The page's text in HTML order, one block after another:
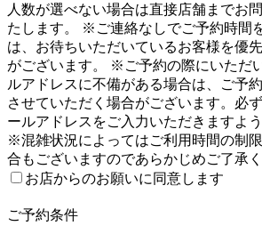
人数が選べない場合は直接店舗までお
たします。 ※ご連絡なしでご予約時間
は、お待ちいただいているお客様を優
がございます。 ※ご予約の際にいただ
ルアドレスに不備がある場合は、ご予
させていただく場合がございます。必
ールアドレスをご入力いただきますよ
※混雑状況によってはご利用時間の制
合もございますのであらかじめご了承く
お店からのお願いに同意します
ご予約条件